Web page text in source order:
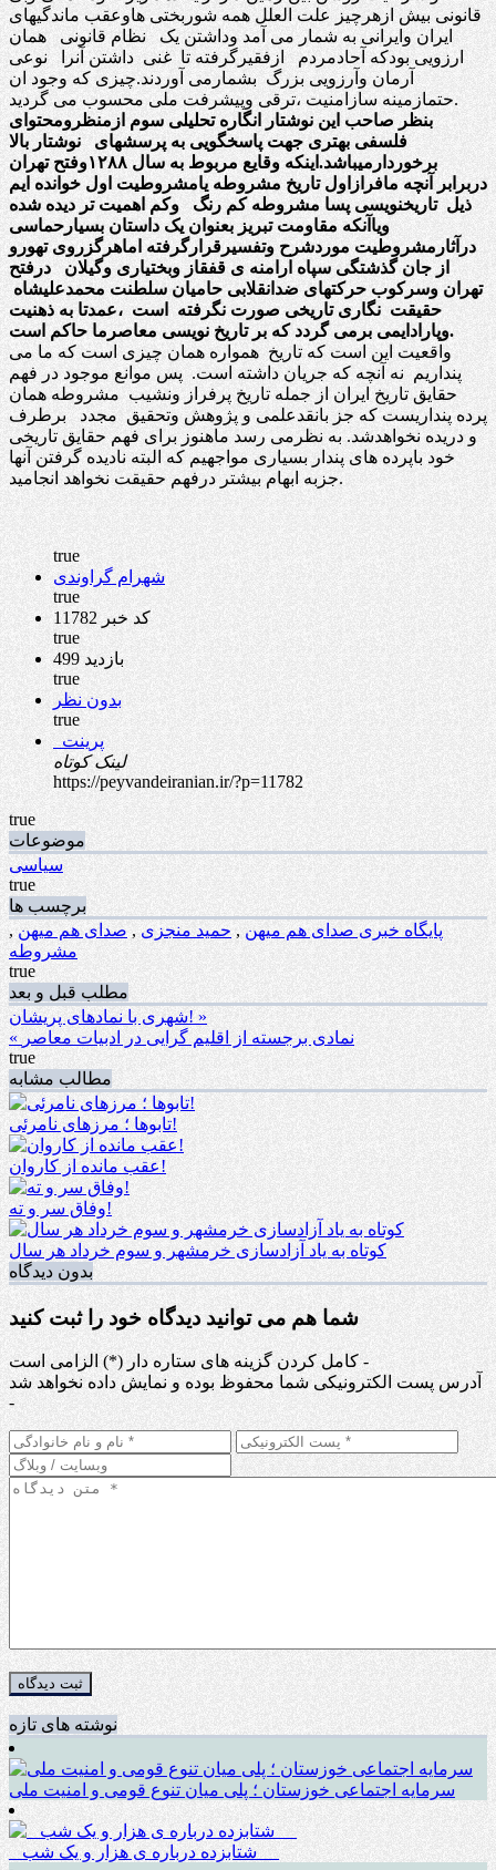
قانونی بیش ازهرچیز علت العلل همه شوربختی هاوعقب ماندگیهای
ایران وایرانی به شمار می آمد وداشتن یک نظام قانونی همان
ارزویی بودکه آحادمردم ازفقیرگرفته تا غنی داشتن آنرا نوعی
آرمان وآرزویی بزرگ بشمارمی آوردند.چیزی که وجود ان
حتمازمینه سازامنیت ،ترقی وپیشرفت ملی محسوب می گردید.
بنظر صاحب این نوشتار انگاره تحلیلی سوم ازمنظرومحتوای
فلسفی بهتری جهت پاسخگویی به پرسشهای نوشتار بالا
برخوردارمیباشد.اینکه وقایع مربوط به سال ۱۲۸۸وفتح تهران
دربرابر آنچه مافرازاول تاریخ مشروطه یامشروطیت اول خوانده ایم
ذیل تاریخنویسی پسا مشروطه کم رنگ وکم اهمیت تر دیده شده
ویاآنکه مقاومت تبریز بعنوان یک داستان بسیارحماسی
درآثارمشروطیت موردشرح وتفسیرقرارگرفته اماهرگزروی تهورو
از جان گذشتگی سپاه ارامنه ی قفقاز وبختیاری وگیلان درفتح
تهران وسرکوب حرکتهای ضدانقلابی حامیان سلطنت محمدعلیشاه
حقیقت نگاری تاریخی صورت نگرفته است ،عمدتا به ذهنیت
وپارادایمی برمی گردد که بر تاریخ نویسی معاصرما حاکم است.
واقعیت این است که تاریخ همواره همان چیزی است که ما می
پنداریم نه آنچه که جریان داشته است. پس موانع موجود در فهم
حقایق تاریخ ایران از جمله تاریخ پرفراز ونشیب مشروطه همان
پرده پنداریست که جز بانقدعلمی و پژوهش وتحقیق مجدد برطرف
و دریده نخواهدشد. به نظرمی رسد ماهنوز برای فهم حقایق تاریخی
خود باپرده های پندار بسیاری مواجهیم که البته نادیده گرفتن آنها
جزبه ابهام بیشتر درفهم حقیقت نخواهد انجامید.
true
شهرام گراوندی
true
کد خبر 11782
true
499 بازدید
true
بدون نظر
true
پرینت
لینک کوتاه
https://peyvandeiranian.ir/?p=11782
true
موضوعات
سیاسی
true
برچسب ها
پایگاه خبری صدای هم میهن , حمید منجزی , صدای هم میهن ,
مشروطه
true
مطلب قبل و بعد
شهری با نمادهای پریشان! »
« نمادی برجسته از اقلیم گرایی در ادبیات معاصر
true
مطالب مشابه
تابوها ؛ مرزهای نامرئی!
عقب مانده از کاروان!
وفاق سر و ته!
کوتاه به یاد آزادسازی خرمشهر و سوم خرداد هر سال
بدون دیدگاه
شما هم می توانید دیدگاه خود را ثبت کنید
کامل کردن گزینه های ستاره دار (*) الزامی است -
آدرس پست الکترونیکی شما محفوظ بوده و نمایش داده نخواهد شد
-
نوشته های تازه
سرمایه اجتماعی خوزستان ؛ پلی میان تنوع قومی و امنیت ملی